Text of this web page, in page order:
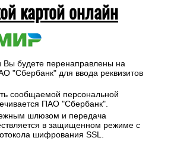
картой онлайн
Вы будете перенаправлены на
"Сбербанк" для ввода реквизитов
сообщаемой персональной
ПАО "Сбербанк".
шлюзом и передача
в защищенном режиме с
шифрования SSL.